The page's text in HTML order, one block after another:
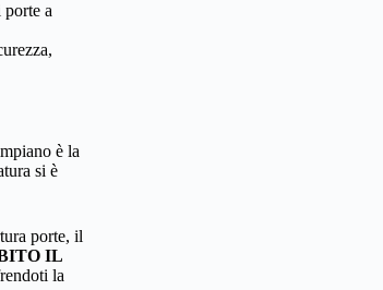
a
è la
si è
porte, il
IL
la